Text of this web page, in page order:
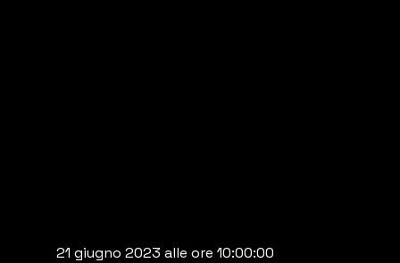
21 giugno 2023 alle ore 10:00:00